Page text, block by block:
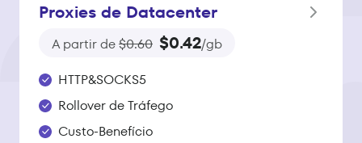
Proxies de Datacenter
A partir de$0.60 $0.42/gb
HTTP&SOCKS5
Rollover de Tráfego
Custo-Benefício